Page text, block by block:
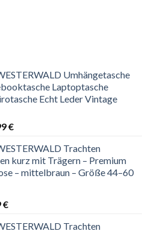
Umhängetasche
Laptoptasche
Echt Leder Vintage
€
€Aktueller
ist:
199,99 €.
Trachten
kurz mit Trägern – Premium
– mittelbraun – Größe 44–60
€Aktueller
ist:
Trachten